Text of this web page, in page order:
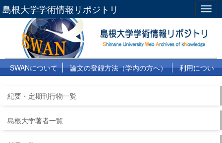
島根大学学術情報リポジトリ
SWANについて 論文の登録方法（学内の方へ）
利用につい
紀要・定期刊行物一覧
島根大学著者一覧